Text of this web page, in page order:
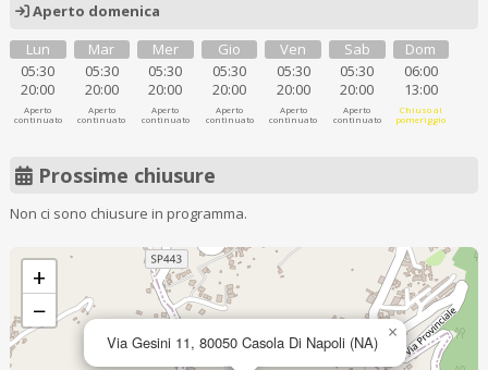
Aperto domenica
Lun
05:30
20:00
Aperto
continuato
Mar
05:30
20:00
Aperto
continuato
Mer
05:30
20:00
Aperto
continuato
Gio
05:30
20:00
Aperto
continuato
Ven
05:30
20:00
Aperto
continuato
Sab
05:30
20:00
Aperto
continuato
Dom
06:00
13:00
Chiuso al
pomeriggio
Prossime chiusure
Non ci sono chiusure in programma.
Via Gesini 11, 80050 Casola Di Napoli (NA) ×
+
−